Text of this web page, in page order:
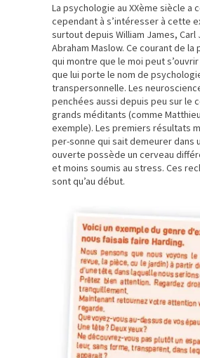
La psychologie au XXème siècle a
cependant à s’intéresser à cette
surtout depuis William James, Carl
Abraham Maslow. Ce courant de la
qui montre que le moi peut
que lui porte le nom de
transpersonnelle. Les
penchées aussi depuis peu sur le
grands méditants (comme
exemple). Les premiers résultats
per-sonne qui sait demeurer dans
ouverte possède un cerveau
et moins soumis au stress. Ces
sont qu’au début.